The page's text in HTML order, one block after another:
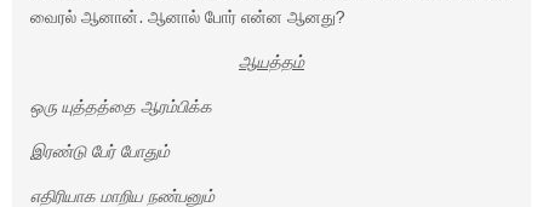
வைரல் ஆனான். ஆனால் போர் என்ன ஆனது?
ஆயத்தம்
ஒரு யுத்தத்தை ஆரம்பிக்க
இரண்டு பேர் போதும்
எதிரியாக மாறிய நண்பனும்